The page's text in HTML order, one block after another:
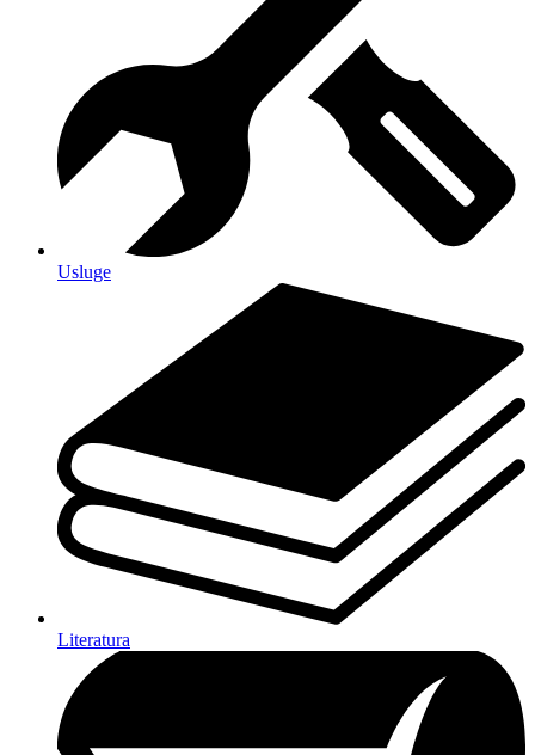
Usluge
Literatura